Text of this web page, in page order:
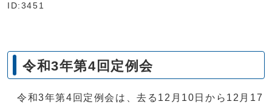
ID:3451
令和3年第4回定例会
令和3年第4回定例会は、去る12月10日から12月17